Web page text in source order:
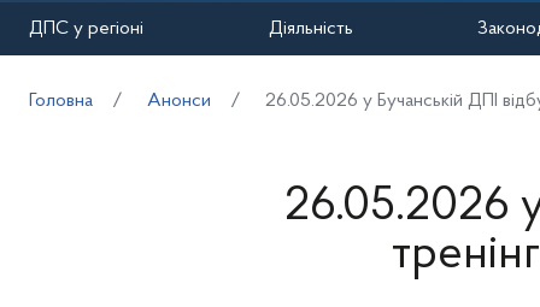
ДПС у регіоні Діяльність
Головна Анонси 26.05.2026 у Бучанській ДПІ
26.05.2026